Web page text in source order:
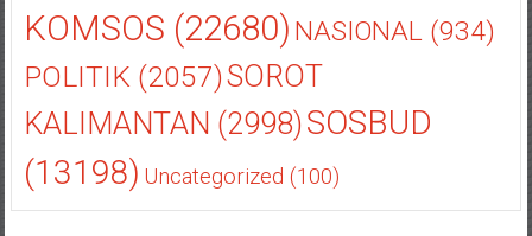
KOMSOS (22680) NASIONAL(934)
POLITIK(2057)SOROT
KALIMANTAN (2998)SOSBUD
(13198) Uncategorized (100)